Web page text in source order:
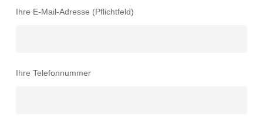
Ihre E-Mail-Adresse (Pflichtfeld)
Ihre Telefonnummer